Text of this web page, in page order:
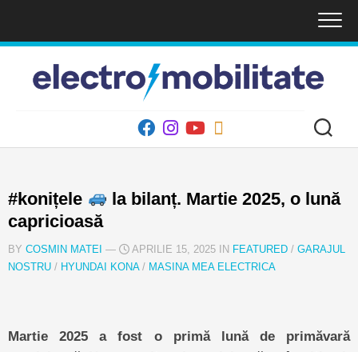
content
#konițele
la bilanț. Martie 2025, o lună
capricioasă
BY COSMIN MATEI — APRILIE 15, 2025 IN FEATURED / GARAJUL
NOSTRU / HYUNDAI KONA/ MASINA MEA ELECTRICA
Martie 2025 a fost o primă lună de primăvară